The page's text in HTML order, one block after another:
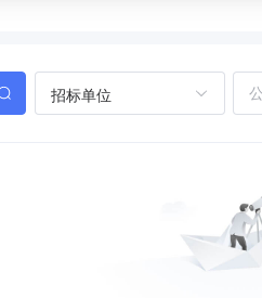
招标单位